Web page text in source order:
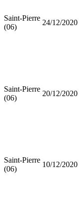
Saint-Pierre
(06)
24/12/2020
Saint-Pierre
(06)
20/12/2020
Saint-Pierre
(06)
10/12/2020